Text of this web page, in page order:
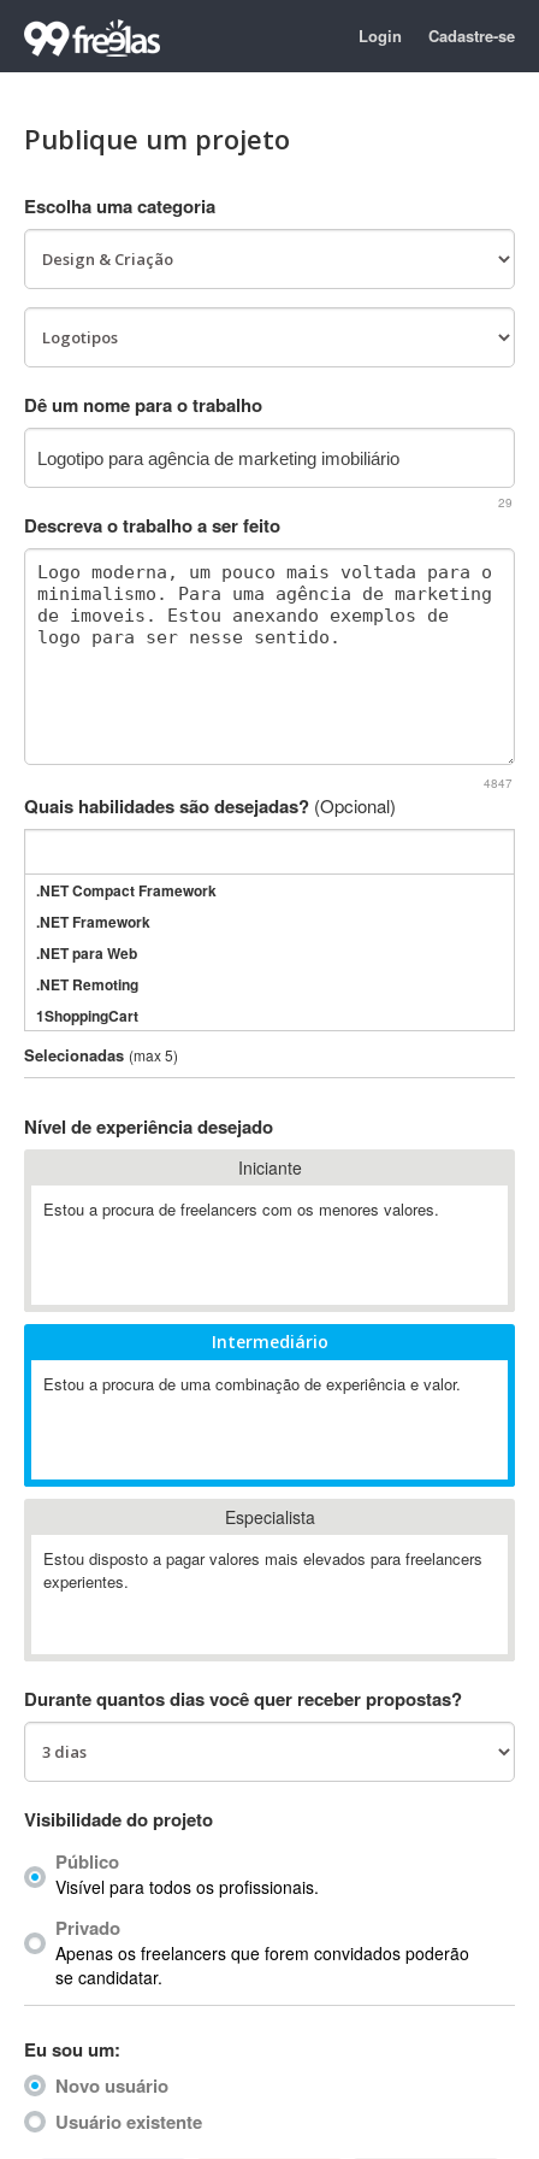
Login Cadastre-se
Publique um projeto
Escolha uma categoria
Dê um nome para o trabalho
29
Descreva o trabalho a ser feito
4847
Quais habilidades são desejadas? (Opcional)
.NET Compact Framework
.NET Framework
.NET para Web
.NET Remoting
1ShoppingCart
3DS Max
3GSM
802.11
A-GPS
ABAP
Abaqus
ABBYY FineReader
Ableton
Ableton Push
Abstract
AC3
ACID Pro
ACPI
Acrobat
Acrobat X
Acronis
ACT
Actimize
ActionScript
ActionScript 3
Selecionadas (max 5)
Nível de experiência desejado
Iniciante
Estou a procura de freelancers com os menores valores.
Intermediário
Estou a procura de uma combinação de experiência e valor.
Especialista
Estou disposto a pagar valores mais elevados para freelancers
experientes.
Durante quantos dias você quer receber propostas?
Visibilidade do projeto
Público
Visível para todos os profissionais.
Privado
Apenas os freelancers que forem convidados poderão
se candidatar.
Eu sou um:
Novo usuário
Usuário existente